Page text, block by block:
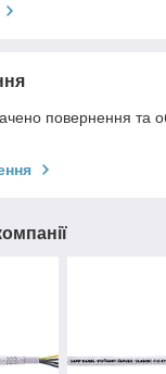
повернення та